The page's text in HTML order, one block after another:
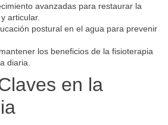
avanzadas para restaurar la
articular.
postural en el agua para prevenir
los beneficios de la fisioterapia
diaria.
en la